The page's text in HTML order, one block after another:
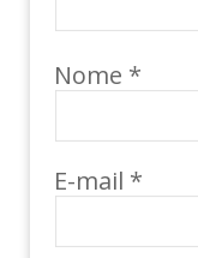
Nome *
E-mail *